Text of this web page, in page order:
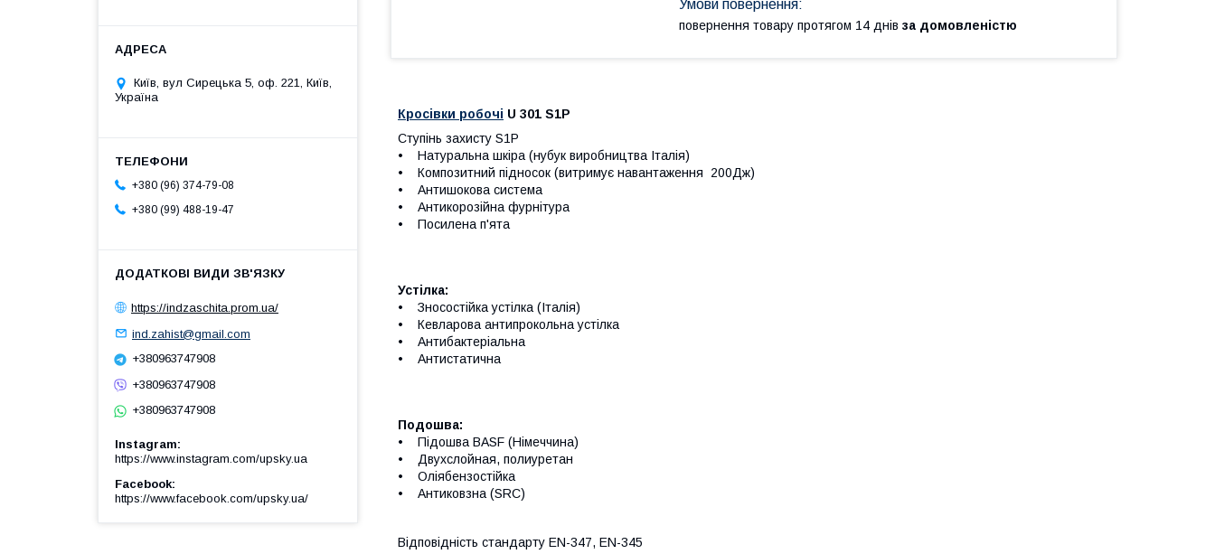
повернення товару протягом 14 днів за домовленістю
Кросівки робочі U 301 S1P
Ступінь захисту S1P
• Натуральна шкіра (нубук виробництва Італія)
• Композитний підносок (витримує навантаження 200Дж)
• Антишокова система
• Антикорозійна фурнітура
• Посилена п'ята
Устілка:
• Зносостійка устілка (Італія)
• Кевларова антипрокольна устілка
• Антибактеріальна
• Антистатична
Подошва:
• Підошва BASF (Німеччина)
• Двухслойная, полиуретан
• Оліябензостійка
• Антиковзна (SRC)
Відповідність стандарту EN-347, EN-345
Київ, вул Сирецька 5, оф. 221, Київ,
Україна
+380 (96) 374-79-08
+380 (99) 488-19-47
https://indzaschita.prom.ua/
ind.zahist@gmail.com
+380963747908
+380963747908
+380963747908
Instagram
https://www.instagram.com/upsky.ua
Facebook
https://www.facebook.com/upsky.ua/